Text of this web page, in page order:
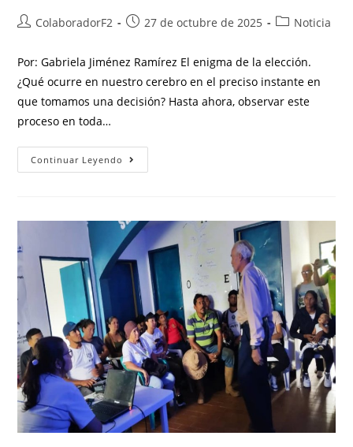
ColaboradorF2 27 de octubre de 2025 Noticia
Por: Gabriela Jiménez Ramírez El enigma de la elección.
¿Qué ocurre en nuestro cerebro en el preciso instante en
que tomamos una decisión? Hasta ahora, observar este
proceso en toda…
Continuar Leyendo